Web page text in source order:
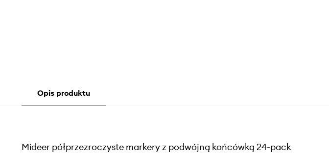
Opis produktu
Mideer półprzezroczyste markery z podwójną końcówką 24-pack